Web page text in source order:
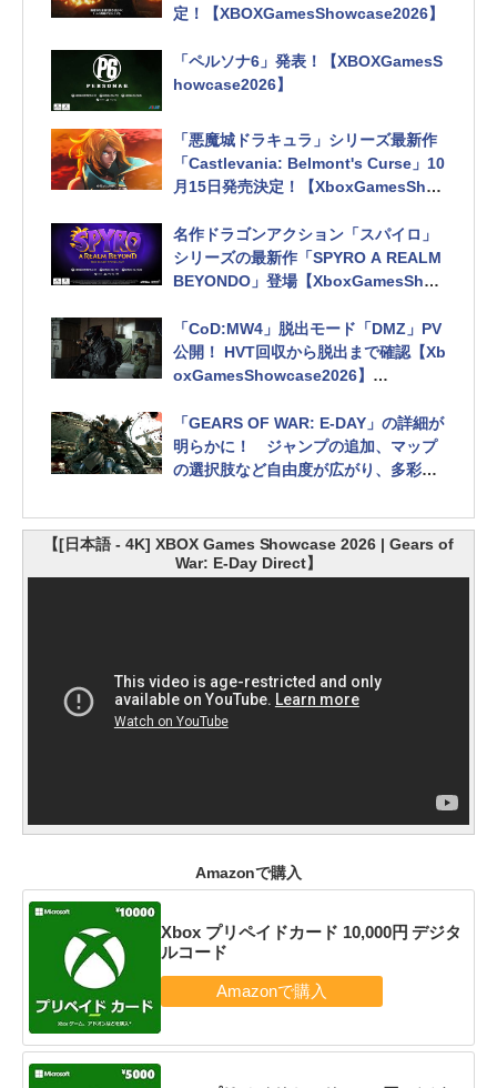
定！【XBOXGamesShowcase2026】
「ペルソナ6」発表！【XBOXGamesS
howcase2026】
「悪魔城ドラキュラ」シリーズ最新作
「Castlevania: Belmont's Curse」10
月15日発売決定！【XboxGamesSho
名作ドラゴンアクション「スパイロ」
シリーズの最新作「SPYRO A REALM
BEYONDO」登場【XboxGamesShow
「CoD:MW4」脱出モード「DMZ」PV
公開！ HVT回収から脱出まで確認【Xb
oxGamesShowcase2026】
「GEARS OF WAR: E-DAY」の詳細が
明らかに！ ジャンプの追加、マップ
の選択肢など自由度が広がり、多彩な
owcase2026】
【[日本語 - 4K] XBOX Games Showcase 2026 | Gears of
War: E-Day Direct】
Amazonで購入
Xbox プリペイドカード 10,000円 デジタ
ルコード